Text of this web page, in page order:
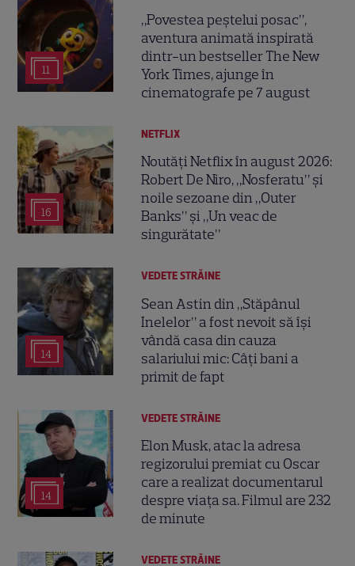
11
„Povestea peștelui posac”,
aventura animată inspirată
dintr-un bestseller The New
York Times, ajunge în
cinematografe pe 7 august
16
NETFLIX
Noutăți Netflix în august 2026:
Robert De Niro, „Nosferatu” și
noile sezoane din „Outer
Banks” și „Un veac de
singurătate”
14
VEDETE STRĂINE
Sean Astin din „Stăpânul
Inelelor” a fost nevoit să își
vândă casa din cauza
salariului mic: Câți bani a
primit de fapt
14
VEDETE STRĂINE
Elon Musk, atac la adresa
regizorului premiat cu Oscar
care a realizat documentarul
despre viața sa. Filmul are 232
de minute
VEDETE STRĂINE